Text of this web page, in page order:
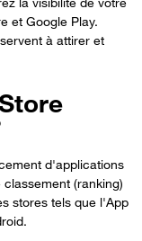
et Google Play.
à attirer et
d'applications
(ranking)
stores tels que l'App